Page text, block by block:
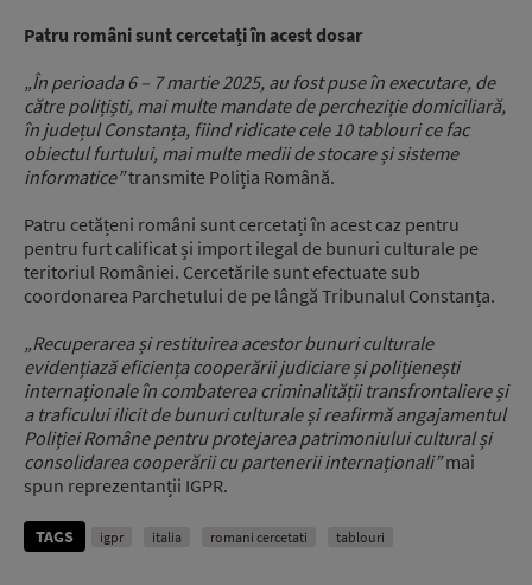
Patru români sunt cercetați în acest dosar
„În perioada 6 – 7 martie 2025, au fost puse în executare, de
către polițiști, mai multe mandate de percheziție domiciliară,
în județul Constanța, fiind ridicate cele 10 tablouri ce fac
obiectul furtului, mai multe medii de stocare și sisteme
informatice”transmite Poliția Română.
Patru cetățeni români sunt cercetați în acest caz pentru
pentru furt calificat și import ilegal de bunuri culturale pe
teritoriul României. Cercetările sunt efectuate sub
coordonarea Parchetului de pe lângă Tribunalul Constanța.
„Recuperarea și restituirea acestor bunuri culturale
evidențiază eficiența cooperării judiciare și polițienești
internaționale în combaterea criminalității transfrontaliere și
a traficului ilicit de bunuri culturale și reafirmă angajamentul
Poliției Române pentru protejarea patrimoniului cultural și
consolidarea cooperării cu partenerii internaționali”mai
spun reprezentanții IGPR.
TAGS igpr italia romani cercetati tablouri